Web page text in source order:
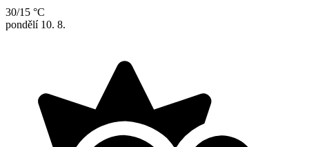
30/15 °C
pondělí 10. 8.